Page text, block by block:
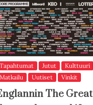
Tapahtumat Jutut
Kulttuuri
Matkailu
Uutiset Vinkit
The Great